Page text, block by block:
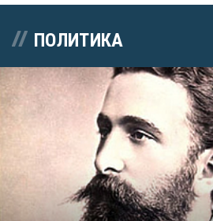
ПОЛИТИКА